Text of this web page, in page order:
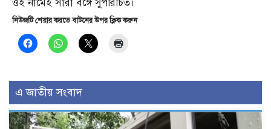
ওই নামেই সারা বঙ্গে সুপরিচিত।
নিউজটি শেয়ার করতে বাটনের উপর ক্লিক করুন
এ জাতীয় সংবাদ